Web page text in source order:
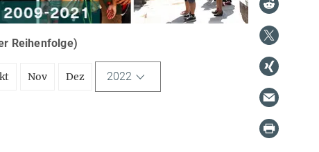
Reihenfolge)
Nov Dez 2022